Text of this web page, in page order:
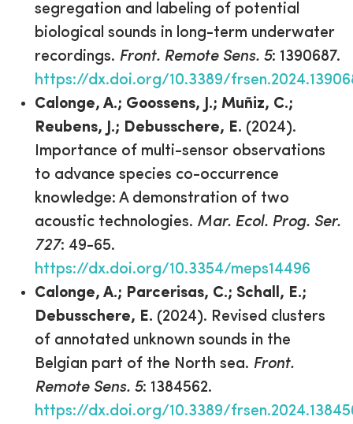
segregation and labeling of potential
biological sounds in long-term underwater
recordings. Front. Remote Sens. 5: 1390687.
https://dx.doi.org/10.3389/
Calonge, A.; Goossens, J.; Muñiz, C.;
Reubens, J.; Debusschere, E. (2024).
Importance of multi-sensor observations
to advance species co-occurrence
knowledge: A demonstration of two
acoustic technologies. Mar. Ecol. Prog. Ser.
727: 49-65.
https://dx.doi.org/10.3354/meps14496
Calonge, A.; Parcerisas, C.; Schall, E.;
Debusschere, E. (2024). Revised clusters
of annotated unknown sounds in the
Belgian part of the North sea. Front.
Remote Sens. 5: 1384562.
https://dx.doi.org/10.3389/